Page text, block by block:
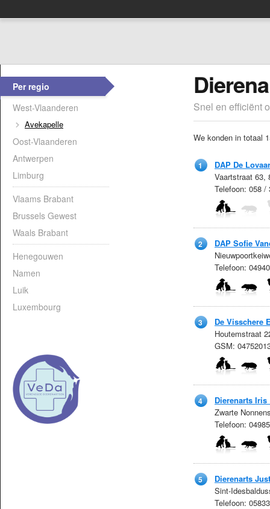
Per regio
West-Vlaanderen
Avekapelle
Oost-Vlaanderen
Antwerpen
Limburg
Vlaams Brabant
Brussels Gewest
Waals Brabant
Henegouwen
Namen
Luik
Luxembourg
Snel en efficiënt
We konden in totaal
1
DAP De
Vaartstraat 63,
Telefoon: 058
2
DAP Sofie
Telefoon:
3
De Visschere
Houtemstraat
GSM:
4
Dierenarts Iris
Zwarte
Telefoon:
5
Dierenarts
Sint-
Telefoon: